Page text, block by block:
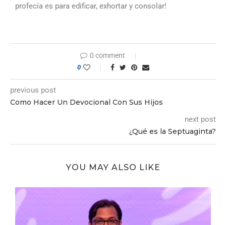
profecía es para edificar, exhortar y consolar!
0 comment
0
previous post
Como Hacer Un Devocional Con Sus Hijos
next post
¿Qué es la Septuaginta?
YOU MAY ALSO LIKE